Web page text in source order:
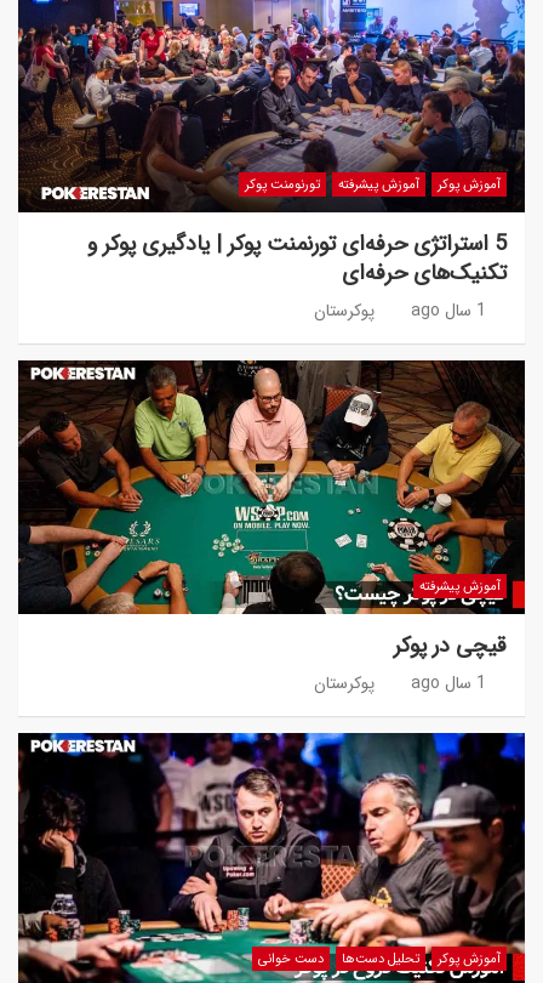
آموزش پوکر آموزش پیشرفته تورنومنت پوکر
5 استراتژی حرفه‌ای تورنمنت پوکر | یادگیری پوکر و
تکنیک‌های حرفه‌ای
1 سال ago پوکرستان
آموزش پیشرفته
قیچی در پوکر
1 سال ago پوکرستان
آموزش پوکر تحلیل دست‌ها دست خوانی